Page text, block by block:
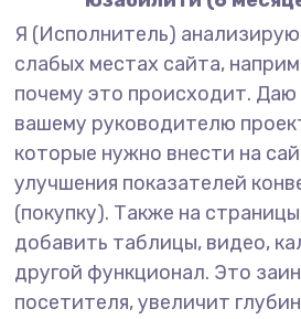
Я (Исполнитель)
слабых местах сайта,
почему это происходит.
вашему руководителю
которые нужно внести на
улучшения показателей
(покупку). Также на
добавить таблицы, видео,
другой функционал. Это
посетителя, увеличит